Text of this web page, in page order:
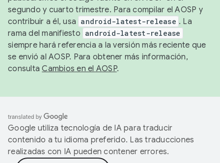
segundo y cuarto trimestre. Para compilar el AOSP y
contribuir a él, usa android-latest-release . La
rama del manifiesto android-latest-release
siempre hará referencia a la versión más reciente que
se envió al AOSP. Para obtener más información,
consultaCambios en el AOSP.
Google utiliza tecnología de IA para traducir
contenido a tu idioma preferido. Las traducciones
realizadas con IA pueden contener errores.